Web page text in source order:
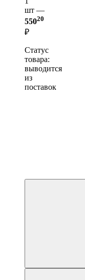
шт —
55020
₽
Статус
товара:
выводится
из
поставок